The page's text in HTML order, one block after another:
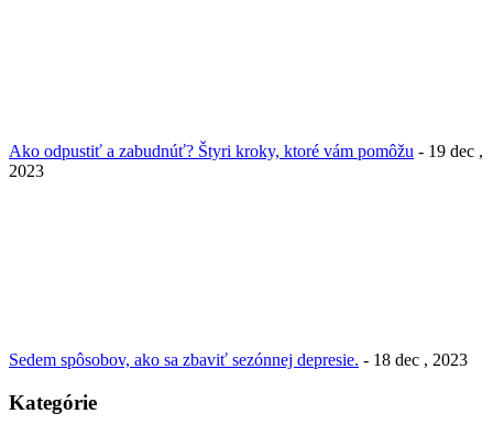
Ako odpustiť a zabudnúť? Štyri kroky, ktoré vám pomôžu - 19 dec ,
2023
Sedem spôsobov, ako sa zbaviť sezónnej depresie. - 18 dec , 2023
Kategórie